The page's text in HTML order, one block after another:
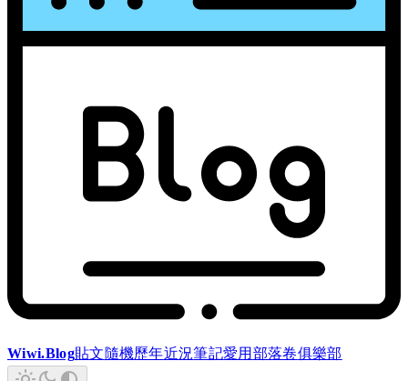
Wiwi.Blog貼文隨機歷年近況筆記愛用 部落卷俱樂部